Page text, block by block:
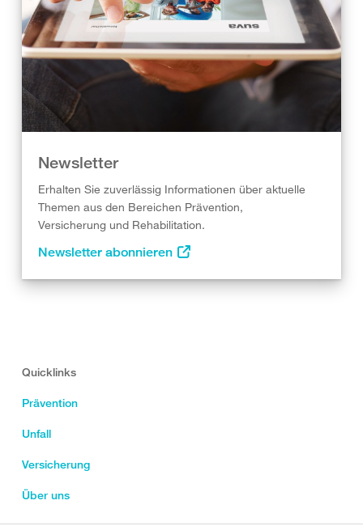
Newsletter
Erhalten Sie zuverlässig Informationen über aktuelle
Themen aus den Bereichen Prävention,
Versicherung und Rehabilitation.
Newsletter abonnieren
Quicklinks
Prävention
Unfall
Versicherung
Über uns